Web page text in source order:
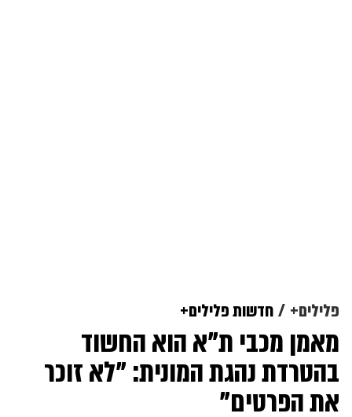
פלילים+ חדשות פלילים+
מאמן מכבי ת"א הוא החשוד
בהטרדת נהגת המונית: "לא זוכר
את הפרטים"